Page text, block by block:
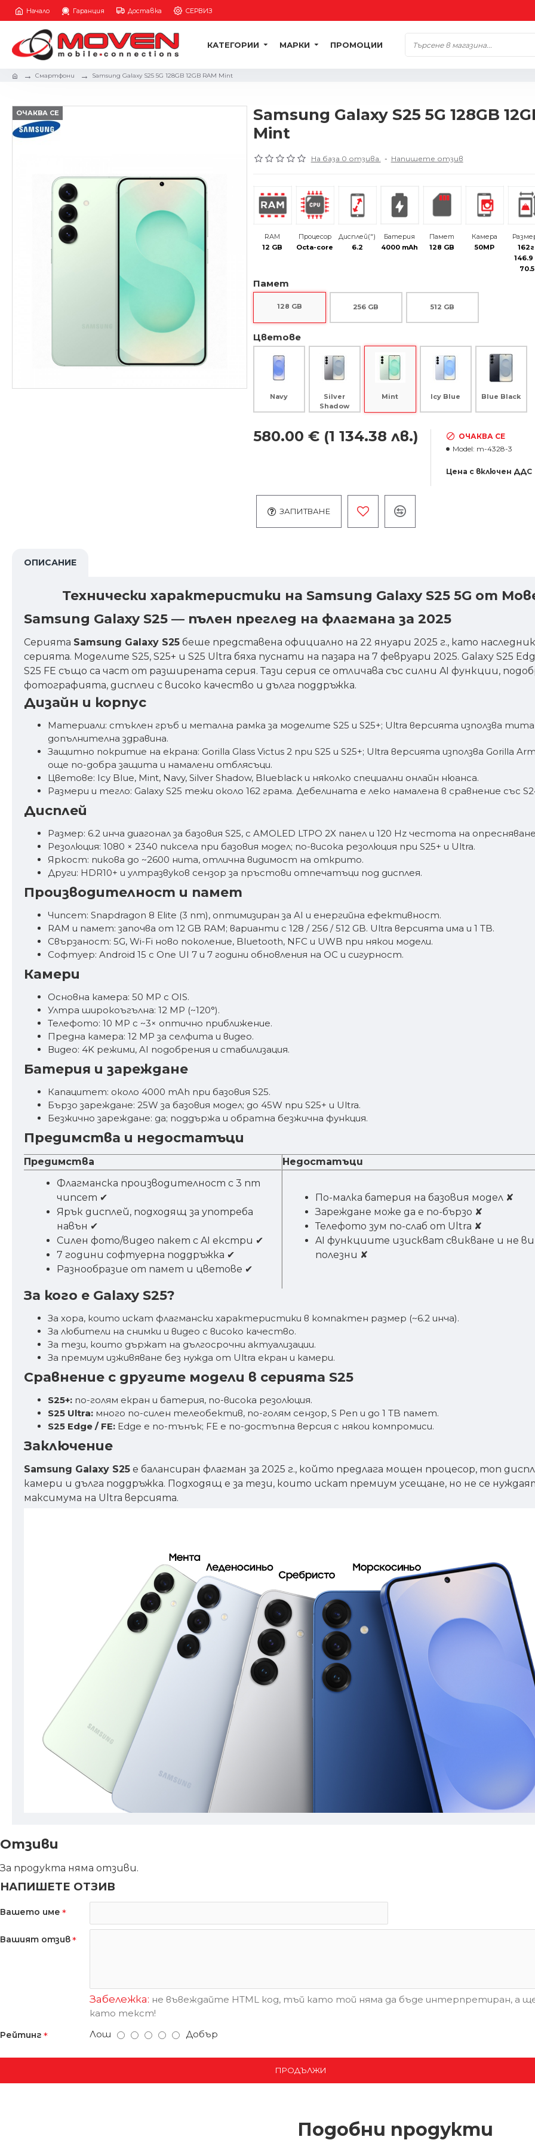
Начало Гаранция Доставка СЕРВИЗ
КАТЕГОРИИ МАРКИ ПРОМОЦИИ
Смартфони Samsung Galaxy S25 5G 128GB 12GB RAM Mint
ОЧАКВА СЕ
Samsung Galaxy S25 5G 128GB
Mint
RAM
12 GB
Процесор
Octa-core
Дисплей(")
6.2
Батерия
4000 mAh
Памет
128 GB
Камера
50MP
146.9
70.5
Памет
128 GB 256 GB 512 GB
Цветове
Navy
Silver
Shadow
Mint Icy Blue Blue Black
На база 0 отзива. - Напишете отзив
580.00 € (1 134.38 лв.)
ОЧАКВА СЕ
Model: m-4328-3
Цена с включен ДДС
ЗАПИТВАНЕ
ОПИСАНИЕ
Технически характеристики на Samsung Galaxy S25 5G от
Samsung Galaxy S25 — пълен преглед на флагмана за 2025
Серията Samsung Galaxy S25 беше представена официално на 22 януари 2025 г., като
серията. Моделите S25, S25+ и S25 Ultra бяха пуснати на пазара на 7 февруари 2025. Galaxy S25
S25 FE също са част от разширената серия. Тази серия се отличава със силни AI функции,
фотографията, дисплеи с високо качество и дълга поддръжка.
Дизайн и корпус
Материали: стъклен гръб и метална рамка за моделите S25 и S25+; Ultra версията използва
допълнителна здравина.
Защитно покритие на екрана: Gorilla Glass Victus 2 при S25 и S25+; Ultra версията използва Gorilla
още по-добра защита и намалени отблясъци.
Цветове: Icy Blue, Mint, Navy, Silver Shadow, Blueblack и няколко специални онлайн нюанса.
Размери и тегло: Galaxy S25 тежи около 162 грама. Дебелината е леко намалена в сравнение със
Дисплей
Размер: 6.2 инча диагонал за базовия S25, с AMOLED LTPO 2X панел и 120 Hz честота на
Резолюция: 1080 × 2340 пиксела при базовия модел; по-висока резолюция при S25+ и Ultra.
Яркост: пикова до ~2600 нита, отлична видимост на открито.
Други: HDR10+ и ултразвуков сензор за пръстови отпечатъци под дисплея.
Производителност и памет
Чипсет: Snapdragon 8 Elite (3 nm), оптимизиран за AI и енергийна ефективност.
RAM и памет: започва от 12 GB RAM; варианти с 128 / 256 / 512 GB. Ultra версията има и 1 TB.
Свързаност: 5G, Wi-Fi ново поколение, Bluetooth, NFC и UWB при някои модели.
Софтуер: Android 15 с One UI 7 и 7 години обновления на ОС и сигурност.
Камери
Основна камера: 50 MP с OIS.
Ултра широкоъгълна: 12 MP (~120°).
Телефото: 10 MP с ~3× оптично приближение.
Предна камера: 12 MP за селфита и видео.
Видео: 4K режими, AI подобрения и стабилизация.
Батерия и зареждане
Капацитет: около 4000 mAh при базовия S25.
Бързо зареждане: 25W за базовия модел; до 45W при S25+ и Ultra.
Безжично зареждане: да; поддържа и обратна безжична функция.
Предимства и недостатъци
Предимства
Недостатъци
Флагманска производителност с 3 nm
чипсет ✔
Ярък дисплей, подходящ за употреба
навън ✔
Силен фото/видео пакет с AI екстри ✔
7 години софтуерна поддръжка ✔
Разнообразие от памет и цветове ✔
По-малка батерия на базовия модел ✘
Зареждане може да е по-бързо ✘
Телефото зум по-слаб от Ultra ✘
AI функциите изискват свикване и не
полезни ✘
За кого е Galaxy S25?
За хора, които искат флагмански характеристики в компактен размер (~6.2 инча).
За любители на снимки и видео с високо качество.
За тези, които държат на дългосрочни актуализации.
За премиум изживяване без нужда от Ultra екран и камери.
Сравнение с другите модели в серията S25
S25+: по-голям екран и батерия, по-висока резолюция.
S25 Ultra: много по-силен телеобектив, по-голям сензор, S Pen и до 1 TB памет.
S25 Edge / FE: Edge е по-тънък; FE е по-достъпна версия с някои компромиси.
Заключение
Samsung Galaxy S25 е балансиран флагман за 2025 г., който предлага мощен процесор, топ
камери и дълга поддръжка. Подходящ е за тези, които искат премиум усещане, но не се
максимума на Ultra версията.
Отзиви
За продукта няма отзиви.
НАПИШЕТЕ ОТЗИВ
Вашето име
Вашият отзив
Забележка: не въвеждайте HTML код, тъй като той няма да бъде интерпретиран, а
като текст!
Рейтинг Лош Добър
ПРОДЪЛЖИ
Подобни продукти